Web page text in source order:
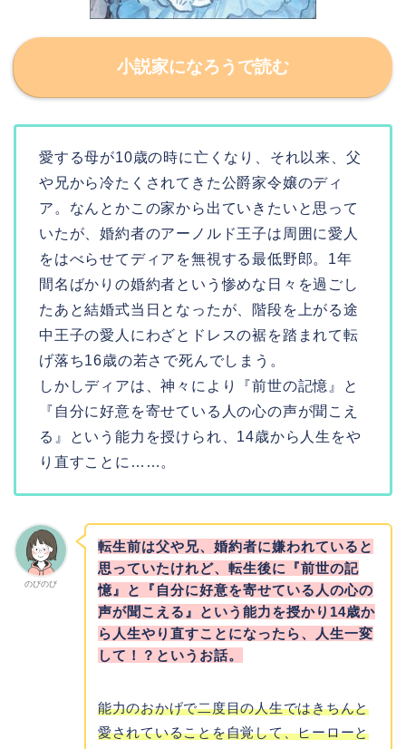
小説家になろうで読む
愛する母が10歳の時に亡くなり、それ以来、父
や兄から冷たくされてきた公爵家令嬢のディ
ア。なんとかこの家から出ていきたいと思って
いたが、婚約者のアーノルド王子は周囲に愛人
をはべらせてディアを無視する最低野郎。1年
間名ばかりの婚約者という惨めな日々を過ごし
たあと結婚式当日となったが、階段を上がる途
中王子の愛人にわざとドレスの裾を踏まれて転
げ落ち16歳の若さで死んでしまう。
しかしディアは、神々により『前世の記憶』と
『自分に好意を寄せている人の心の声が聞こえ
る』という能力を授けられ、14歳から人生をや
り直すことに……。
のびのび
転生前は父や兄、婚約者に嫌われていると
思っていたけれど、転生後に『前世の記
憶』と『自分に好意を寄せている人の心の
声が聞こえる』という能力を授かり14歳か
ら人生やり直すことになったら、人生一変
して！？というお話。
能力のおかげで二度目の人生ではきちんと
愛されていることを自覚して、ヒーローと